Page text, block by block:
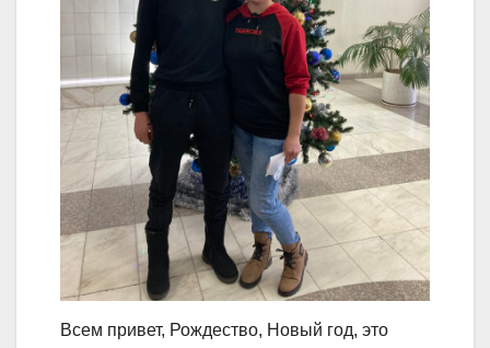
Всем привет, Рождество, Новый год, это